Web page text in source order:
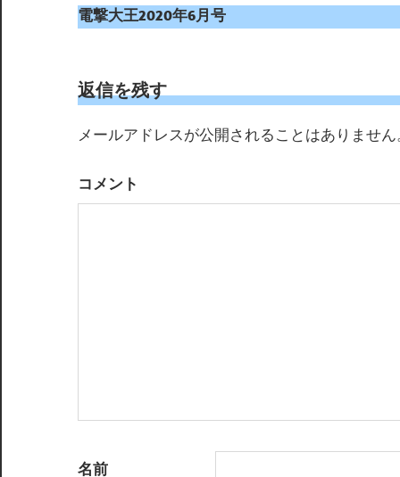
ナ
ゲ
ー
ョ
電撃大王2020年6月号
返信を残す
メールアドレスが公開されることはありませ
コメント
名前